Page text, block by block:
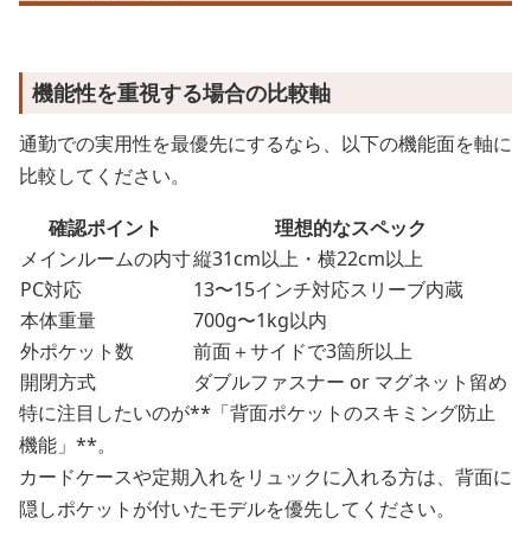
機能性を重視する場合の比較軸
通勤での実用性を最優先にするなら、以下の機能面を軸に
比較してください。
確認ポイント
理想的なスペック
メインルームの内寸縦31cm以上・横22cm以上
PC対応
13〜15インチ対応スリーブ内蔵
本体重量
700g〜1kg以内
外ポケット数
前面＋サイドで3箇所以上
開閉方式
ダブルファスナー or マグネット留め
特に注目したいのが**「背面ポケットのスキミング防止
機能」**。
カードケースや定期入れをリュックに入れる方は、背面に
隠しポケットが付いたモデルを優先してください。